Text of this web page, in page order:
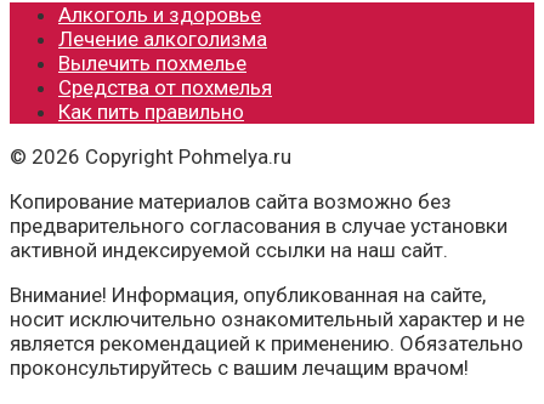
Алкоголь и здоровье
Лечение алкоголизма
Вылечить похмелье
Средства от похмелья
Как пить правильно
© 2026 Copyright Pohmelya.ru
Копирование материалов сайта возможно без
предварительного согласования в случае установки
активной индексируемой ссылки на наш сайт.
Внимание! Информация, опубликованная на сайте,
носит исключительно ознакомительный характер и не
является рекомендацией к применению. Обязательно
проконсультируйтесь с вашим лечащим врачом!